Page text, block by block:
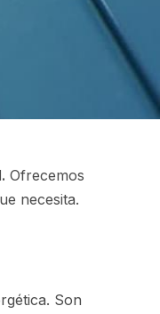
Ofrecemos
necesita.
Son